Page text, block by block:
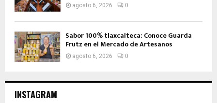
agosto 6, 2026 0
Sabor 100% tlaxcalteca: Conoce Guarda
Frutz en el Mercado de Artesanos
agosto 6, 2026 0
INSTAGRAM